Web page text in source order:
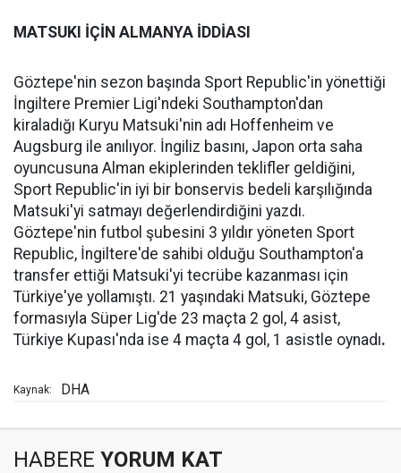
MATSUKI İÇİN ALMANYA İDDİASI
Göztepe'nin sezon başında Sport Republic'in yönettiği
İngiltere Premier Ligi'ndeki Southampton'dan
kiraladığı Kuryu Matsuki'nin adı Hoffenheim ve
Augsburg ile anılıyor. İngiliz basını, Japon orta saha
oyuncusuna Alman ekiplerinden teklifler geldiğini,
Sport Republic'in iyi bir bonservis bedeli karşılığında
Matsuki'yi satmayı değerlendirdiğini yazdı.
Göztepe'nin futbol şubesini 3 yıldır yöneten Sport
Republic, İngiltere'de sahibi olduğu Southampton'a
transfer ettiği Matsuki'yi tecrübe kazanması için
Türkiye'ye yollamıştı. 21 yaşındaki Matsuki, Göztepe
formasıyla Süper Lig'de 23 maçta 2 gol, 4 asist,
Türkiye Kupası'nda ise 4 maçta 4 gol, 1 asistle oynadı.
Kaynak: DHA
HABERE YORUM KAT